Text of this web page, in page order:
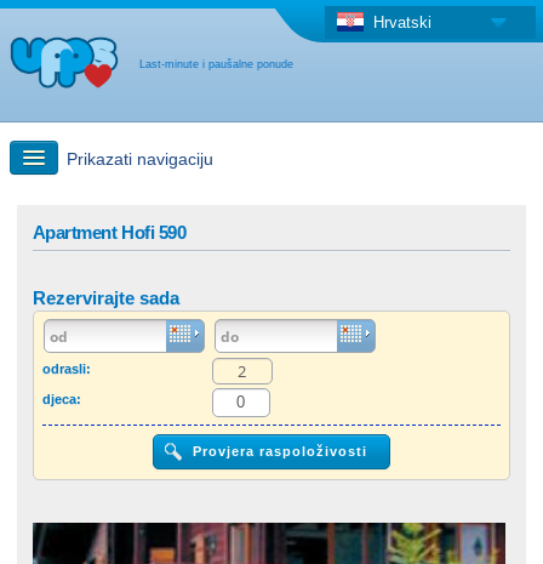
Last-minute i paušalne ponude
Hrvatski
Prikazati navigaciju
"Last Minute"ponuda + Paušalna ponuda
Druga država
Apartment Hofi 590
Rezervirajte sada
odrasli:
djeca: